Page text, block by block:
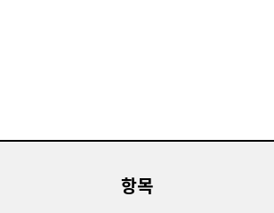
항목